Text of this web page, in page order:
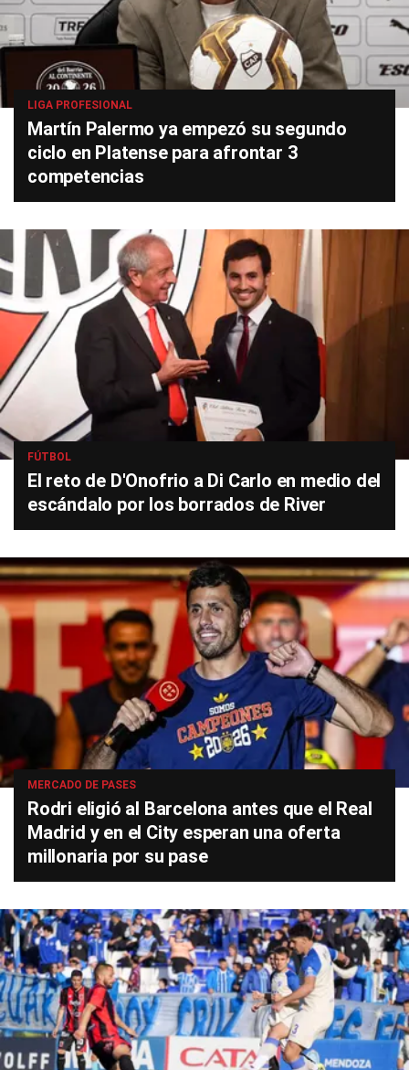
LIGA PROFESIONAL
Martín Palermo ya empezó su segundo
ciclo en Platense para afrontar 3
competencias
FÚTBOL
El reto de D'Onofrio a Di Carlo en medio del
escándalo por los borrados de River
MERCADO DE PASES
Rodri eligió al Barcelona antes que el Real
Madrid y en el City esperan una oferta
millonaria por su pase